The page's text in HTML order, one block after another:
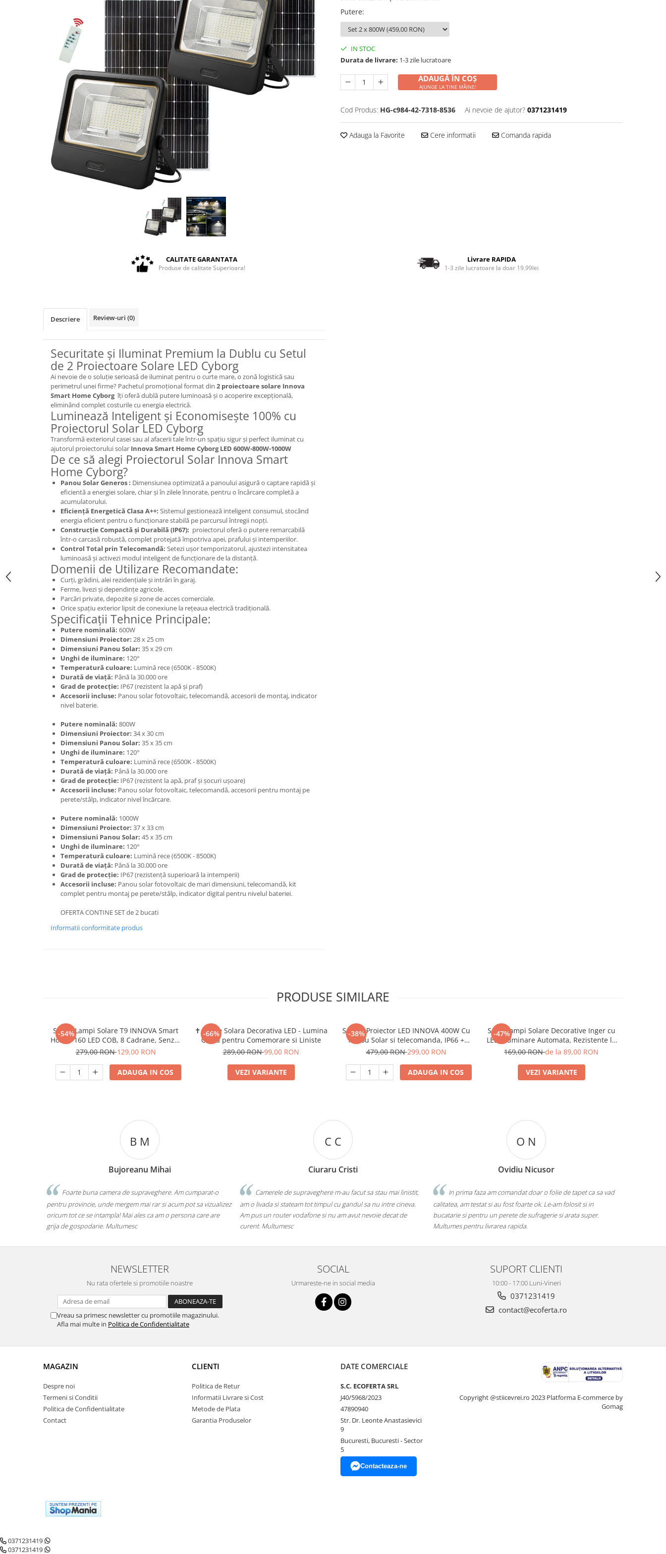
Putere:
IN STOC
Durata de livrare: 1-3 zile lucratoare
ADAUGĂ ÎN COȘ
AJUNGE LA TINE MÂINE!
Cod Produs: HG-c984-42-7318-8536 Ai nevoie de ajutor? 0371231419
Adauga la Favorite Cere informatii Comanda rapida
CALITATE GARANTATA
Produse de calitate Superioara!
Livrare RAPIDA
1-3 zile lucratoare la doar 19.99lei
Descriere Review-uri (0)
Securitate și Iluminat Premium la Dublu cu Setul
de 2 Proiectoare Solare LED Cyborg
Ai nevoie de o soluție serioasă de iluminat pentru o curte mare, o zonă logistică sau
perimetrul unei firme? Pachetul promoțional format din 2 proiectoare solare Innova
Smart Home Cyborg îți oferă dublă putere luminoasă și o acoperire excepțională,
eliminând complet costurile cu energia electrică.
Luminează Inteligent și Economisește 100% cu
Proiectorul Solar LED Cyborg
Transformă exteriorul casei sau al afacerii tale într-un spațiu sigur și perfect iluminat cu
ajutorul proiectorului solar Innova Smart Home Cyborg LED 600W-800W-1000W
De ce să alegi Proiectorul Solar Innova Smart
Home Cyborg?
Panou Solar Generos : Dimensiunea optimizată a panoului asigură o captare rapidă și
eficientă a energiei solare, chiar și în zilele înnorate, pentru o încărcare completă a
acumulatorului.
Eficiență Energetică Clasa A++: Sistemul gestionează inteligent consumul, stocând
energia eficient pentru o funcționare stabilă pe parcursul întregii nopți.
Construcție Compactă și Durabilă (IP67): proiectorul oferă o putere remarcabilă
într-o carcasă robustă, complet protejată împotriva apei, prafului și intemperiilor.
Control Total prin Telecomandă: Setezi ușor temporizatorul, ajustezi intensitatea
luminoasă și activezi modul inteligent de funcționare de la distanță.
Domenii de Utilizare Recomandate:
Curți, grădini, alei rezidențiale și intrări în garaj.
Ferme, livezi și dependințe agricole.
Parcări private, depozite și zone de acces comerciale.
Orice spațiu exterior lipsit de conexiune la rețeaua electrică tradițională.
Specificații Tehnice Principale:
Putere nominală: 600W
Dimensiuni Proiector: 28 x 25 cm
Dimensiuni Panou Solar: 35 x 29 cm
Unghi de iluminare: 120°
Temperatură culoare: Lumină rece (6500K - 8500K)
Durată de viață: Până la 30.000 ore
Grad de protecție: IP67 (rezistent la apă și praf)
Accesorii incluse: Panou solar fotovoltaic, telecomandă, accesorii de montaj, indicator
nivel baterie.
Putere nominală: 800W
Dimensiuni Proiector: 34 x 30 cm
Dimensiuni Panou Solar: 35 x 35 cm
Unghi de iluminare: 120°
Temperatură culoare: Lumină rece (6500K - 8500K)
Durată de viață: Până la 30.000 ore
Grad de protecție: IP67 (rezistent la apă, praf și șocuri ușoare)
Accesorii incluse: Panou solar fotovoltaic, telecomandă, accesorii pentru montaj pe
perete/stâlp, indicator nivel încărcare.
Putere nominală: 1000W
Dimensiuni Proiector: 37 x 33 cm
Dimensiuni Panou Solar: 45 x 35 cm
Unghi de iluminare: 120°
Temperatură culoare: Lumină rece (6500K - 8500K)
Durată de viață: Până la 30.000 ore
Grad de protecție: IP67 (rezistență superioară la intemperii)
Accesorii incluse: Panou solar fotovoltaic de mari dimensiuni, telecomandă, kit
complet pentru montaj pe perete/stâlp, indicator digital pentru nivelul bateriei.
OFERTA CONTINE SET de 2 bucati
Informatii conformitate produs
PRODUSE SIMILARE
-54%
Set 4x Lampi Solare T9 INNOVA Smart
Home, 160 LED COB, 8 Cadrane, Senzor
Miscare, Panou Detașabil, IP66 +
279,00 RON129,00 RON
ADAUGA IN COS
-66%
✝️ Cruce Solara Decorativa LED - Lumina
Calda pentru Comemorare si Liniste
289,00 RON99,00 RON
VEZI VARIANTE
-38%
Set 2 x Proiector LED INNOVA 400W Cu
Panou Solar si telecomanda, IP66 +
Cadou Surpriza
479,00 RON299,00 RON
ADAUGA IN COS
-47%
Set 2 Lampi Solare Decorative Inger cu
LED, Iluminare Automata, Rezistente la
Intemperii, IP44, 45 cm
169,00 RONde la 89,00 RON
VEZI VARIANTE
B M
Bujoreanu Mihai
Foarte buna camera de supraveghere. Am cumparat-o
pentru provincie, unde mergem mai rar si acum pot sa vizualizez
oricum tot ce se intampla! Mai ales ca am o persona care are
grija de gospodarie. Multumesc
C C
Ciuraru Cristi
Camerele de supraveghere m-au facut sa stau mai linistit,
am o livada si stateam tot timpul cu gandul sa nu intre cineva.
Am pus un router vodafone si nu am avut nevoie decat de
curent. Multumesc
O N
Ovidiu Nicusor
In prima faza am comandat doar o folie de tapet ca sa vad
calitatea, am testat si au fost foarte ok. Le-am folosit si in
bucatarie si pentru un perete de sufragerie si arata super.
Multumes pentru livrarea rapida.
NEWSLETTER
Nu rata ofertele si promotiile noastre
Vreau sa primesc newsletter cu promotiile magazinului.
Afla mai multe in Politica de Confidentialitate
SOCIAL
Urmareste-ne in social media
SUPORT CLIENTI
10:00 - 17:00 Luni-Vineri
0371231419
contact@ecoferta.ro
MAGAZIN
Despre noi
Termeni si Conditii
Politica de Confidentialitate
Contact
CLIENTI
Politica de Retur
Informatii Livrare si Cost
Metode de Plata
Garantia Produselor
DATE COMERCIALE
S.C. ECOFERTA SRL
J40/5968/2023
47890940
Str. Dr. Leonte Anastasievici
9
Bucuresti, Bucuresti - Sector
5
Contacteaza-ne
Copyright @stiicevrei.ro 2023 Platforma E-commerce by
Gomag
0371231419
0371231419